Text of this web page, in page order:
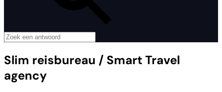
Slim reisbureau / Smart Travel
agency